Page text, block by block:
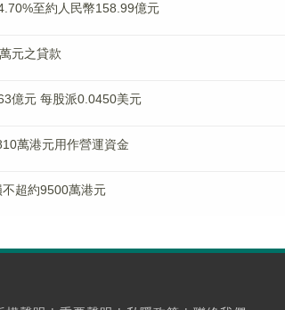
至約人民幣158.99億元
元之貸款
億元 每股派0.0450美元
萬港元用作營運資金
不超約9500萬港元